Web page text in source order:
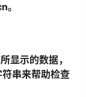
显示的数据，
串来帮助检查